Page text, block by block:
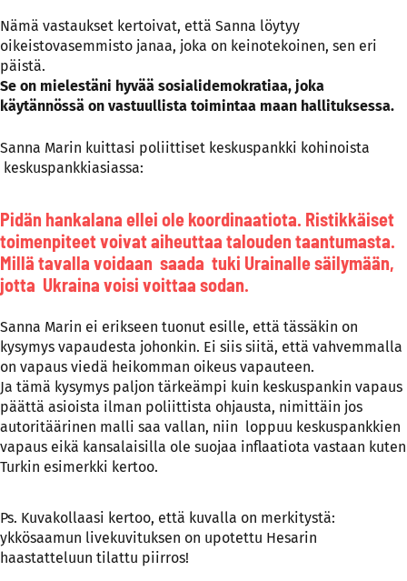
Nämä vastaukset kertoivat, että Sanna löytyy
oikeistovasemmisto janaa, joka on keinotekoinen, sen eri
päistä.
Se on mielestäni hyvää sosialidemokratiaa, joka
käytännössä on vastuullista toimintaa maan hallituksessa.
Sanna Marin kuittasi poliittiset keskuspankki kohinoista
keskuspankkiasiassa:
Pidän hankalana ellei ole koordinaatiota. Ristikkäiset
toimenpiteet voivat aiheuttaa talouden taantumasta.
Millä tavalla voidaan saada tuki Urainalle säilymään,
jotta Ukraina voisi voittaa sodan.
Sanna Marin ei erikseen tuonut esille, että tässäkin on
kysymys vapaudesta johonkin. Ei siis siitä, että vahvemmalla
on vapaus viedä heikomman oikeus vapauteen.
Ja tämä kysymys paljon tärkeämpi kuin keskuspankin vapaus
päättä asioista ilman poliittista ohjausta, nimittäin jos
autoritäärinen malli saa vallan, niin loppuu keskuspankkien
vapaus eikä kansalaisilla ole suojaa inflaatiota vastaan kuten
Turkin esimerkki kertoo.
Ps. Kuvakollaasi kertoo, että kuvalla on merkitystä:
ykkösaamun livekuvituksen on upotettu Hesarin
haastatteluun tilattu piirros!